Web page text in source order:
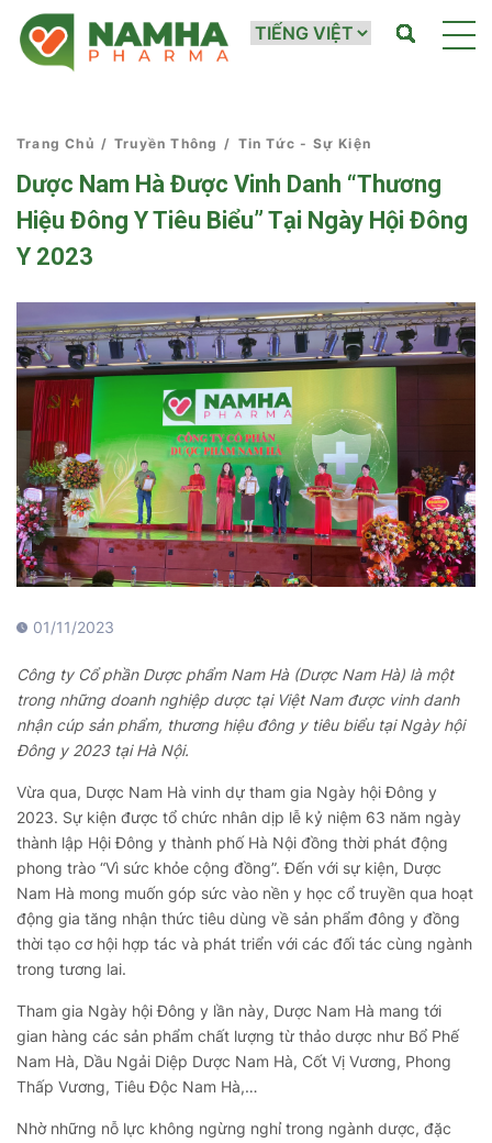
Trang Chủ / Truyền Thông / Tin Tức - Sự Kiện
Dược Nam Hà Được Vinh Danh “Thương
Hiệu Đông Y Tiêu Biểu” Tại Ngày Hội Đông
Y 2023
01/11/2023
Công ty Cổ phần Dược phẩm Nam Hà (Dược Nam Hà) là một
trong những doanh nghiệp dược tại Việt Nam được vinh danh
nhận cúp sản phẩm, thương hiệu đông y tiêu biểu tại Ngày hội
Đông y 2023 tại Hà Nội.
Vừa qua, Dược Nam Hà vinh dự tham gia Ngày hội Đông y
2023. Sự kiện được tổ chức nhân dịp lễ kỷ niệm 63 năm ngày
thành lập Hội Đông y thành phố Hà Nội đồng thời phát động
phong trào “Vì sức khỏe cộng đồng”. Đến với sự kiện, Dược
Nam Hà mong muốn góp sức vào nền y học cổ truyền qua hoạt
động gia tăng nhận thức tiêu dùng về sản phẩm đông y đồng
thời tạo cơ hội hợp tác và phát triển với các đối tác cùng ngành
trong tương lai.
Tham gia Ngày hội Đông y lần này, Dược Nam Hà mang tới
gian hàng các sản phẩm chất lượng từ thảo dược như Bổ Phế
Nam Hà, Dầu Ngải Diệp Dược Nam Hà, Cốt Vị Vương, Phong
Thấp Vương, Tiêu Độc Nam Hà,…
Nhờ những nỗ lực không ngừng nghỉ trong ngành dược, đặc